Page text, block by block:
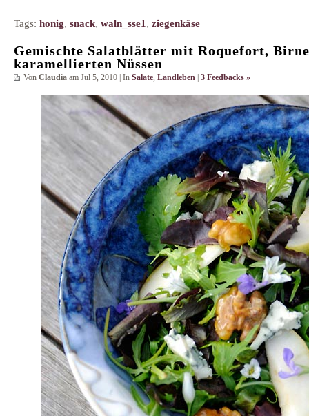
Tags: honig, snack, waln_sse1 , ziegenkäse
Gemischte Salatblätter mit Roquefort,
karamellierten Nüssen
Von Claudia am Jul 5, 2010 | In Salate, Landleben 3 Feedbacks »